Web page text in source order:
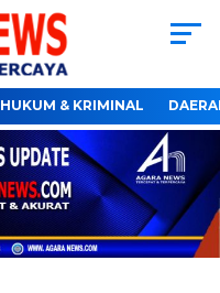
HUKUM & KRIMINAL